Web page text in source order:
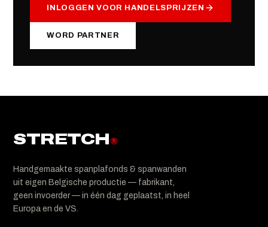
INLOGGEN VOOR HANDELSPRIJZEN
WORD PARTNER
STRETCH®
Handgemaakte spanplafonds & spanwanden
uit eigen Belgische productie — fabrikant,
geen invoerder — in één dag geplaatst, in heel
Europa en de VS.